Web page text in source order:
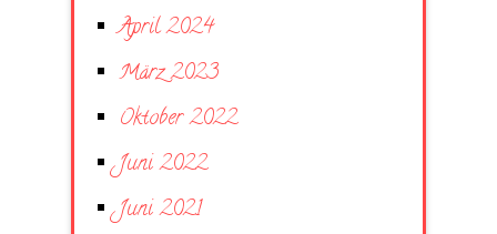
April 2024
März 2023
Oktober 2022
Juni 2022
Juni 2021